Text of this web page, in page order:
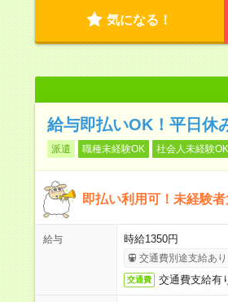
気になる！
給与即払いOK！平日休
派遣 職種未経験OK 社会人未経験OK
即払い利用可！未経験
給与 時給1350円
交通費別途支給あり
交通費 交通費支給有